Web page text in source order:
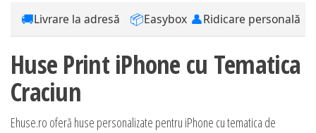
🚚Livrare la adresă 📦Easybox 👤Ridicare personală
Huse Print iPhone cu Tematica
Craciun
Ehuse.ro oferă huse personalizate pentru iPhone cu tematica de